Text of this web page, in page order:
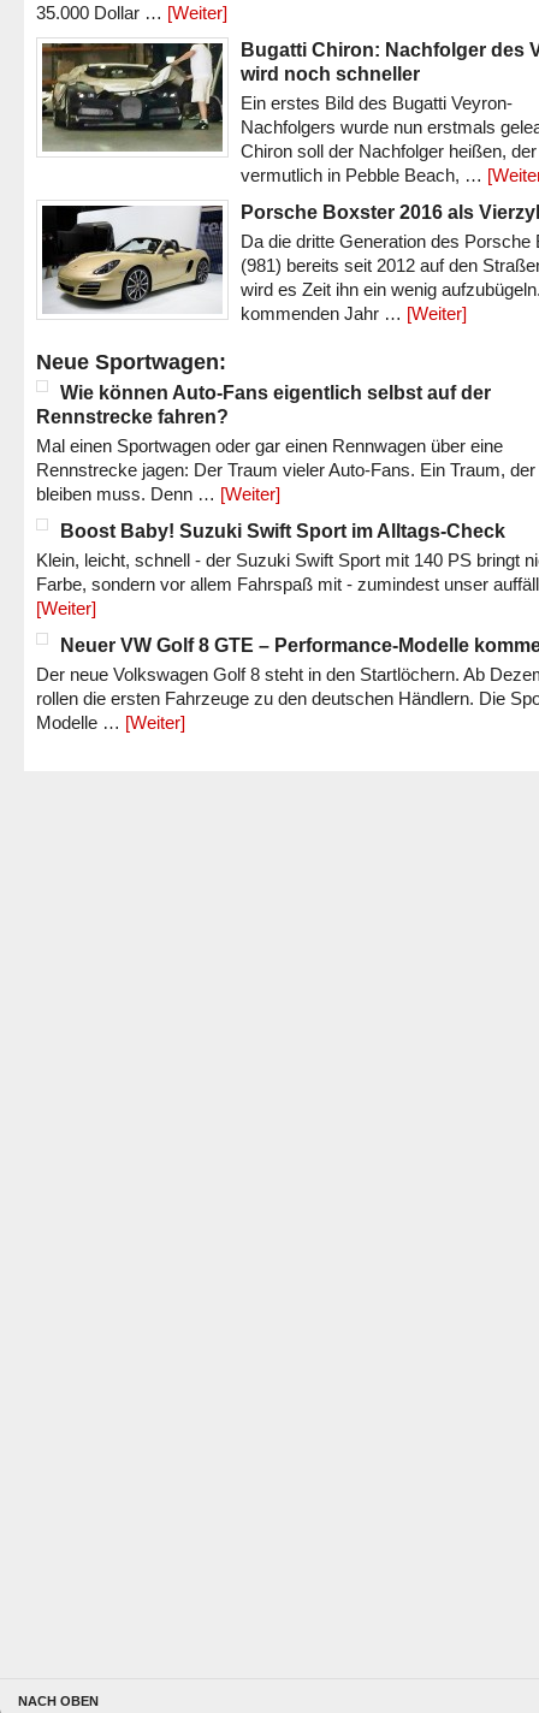
35.000 Dollar … [Weiter]
Bugatti Chiron: Nachfolger des
wird noch schneller
Ein erstes Bild des Bugatti Veyron-
Nachfolgers wurde nun erstmals
Chiron soll der Nachfolger heißen, der
vermutlich in Pebble Beach, …
Porsche Boxster 2016 als
Da die dritte Generation des Porsche
(981) bereits seit 2012 auf den
wird es Zeit ihn ein wenig
kommenden Jahr … [Weiter]
Neue Sportwagen:
Wie können Auto-Fans eigentlich selbst auf der
Rennstrecke fahren?
Mal einen Sportwagen oder gar einen Rennwagen über eine
Rennstrecke jagen: Der Traum vieler Auto-Fans. Ein Traum,
bleiben muss. Denn … [Weiter]
Boost Baby! Suzuki Swift Sport im Alltags-Check
Klein, leicht, schnell - der Suzuki Swift Sport mit 140 PS bringt
Farbe, sondern vor allem Fahrspaß mit - zumindest unser
[Weiter]
Neuer VW Golf 8 GTE – Performance-Modelle
Der neue Volkswagen Golf 8 steht in den Startlöchern. Ab
rollen die ersten Fahrzeuge zu den deutschen Händlern. Die
Modelle … [Weiter]
NACH OBEN